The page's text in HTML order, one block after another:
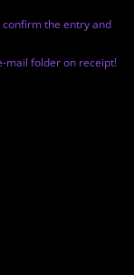
confirm the entry and
mail folder on receipt!